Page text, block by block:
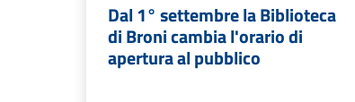
Dal 1° settembre la Biblioteca
di Broni cambia l'orario di
apertura al pubblico